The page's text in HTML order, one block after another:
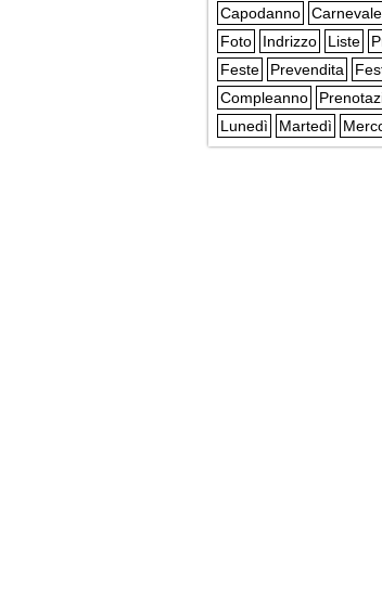
Capodanno Carnevale
Foto
Indrizzo Liste
Feste
Prevendita
Compleanno
Lunedì
Martedì